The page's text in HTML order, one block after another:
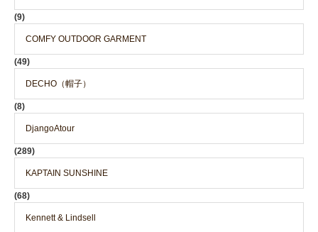
(9)
COMFY OUTDOOR GARMENT
(49)
DECHO（帽子）
(8)
DjangoAtour
(289)
KAPTAIN SUNSHINE
(68)
Kennett & Lindsell